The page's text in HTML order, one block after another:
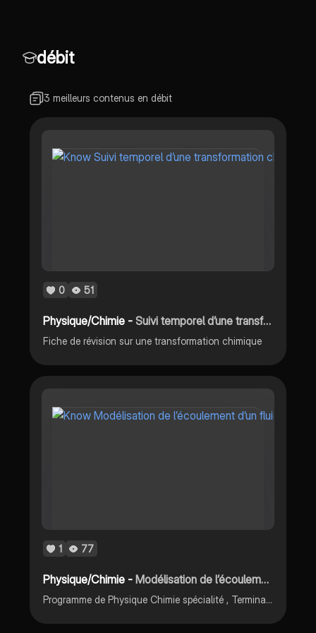
débit
3 meilleurs contenus en débit
0 51
Physique/Chimie -Suivi temporel d’une transformation chimique
Fiche de révision sur une transformation chimique
1 77
Physique/Chimie -Modélisation de l’écoulement d’un fluide
Programme de Physique Chimie spécialité , Terminale